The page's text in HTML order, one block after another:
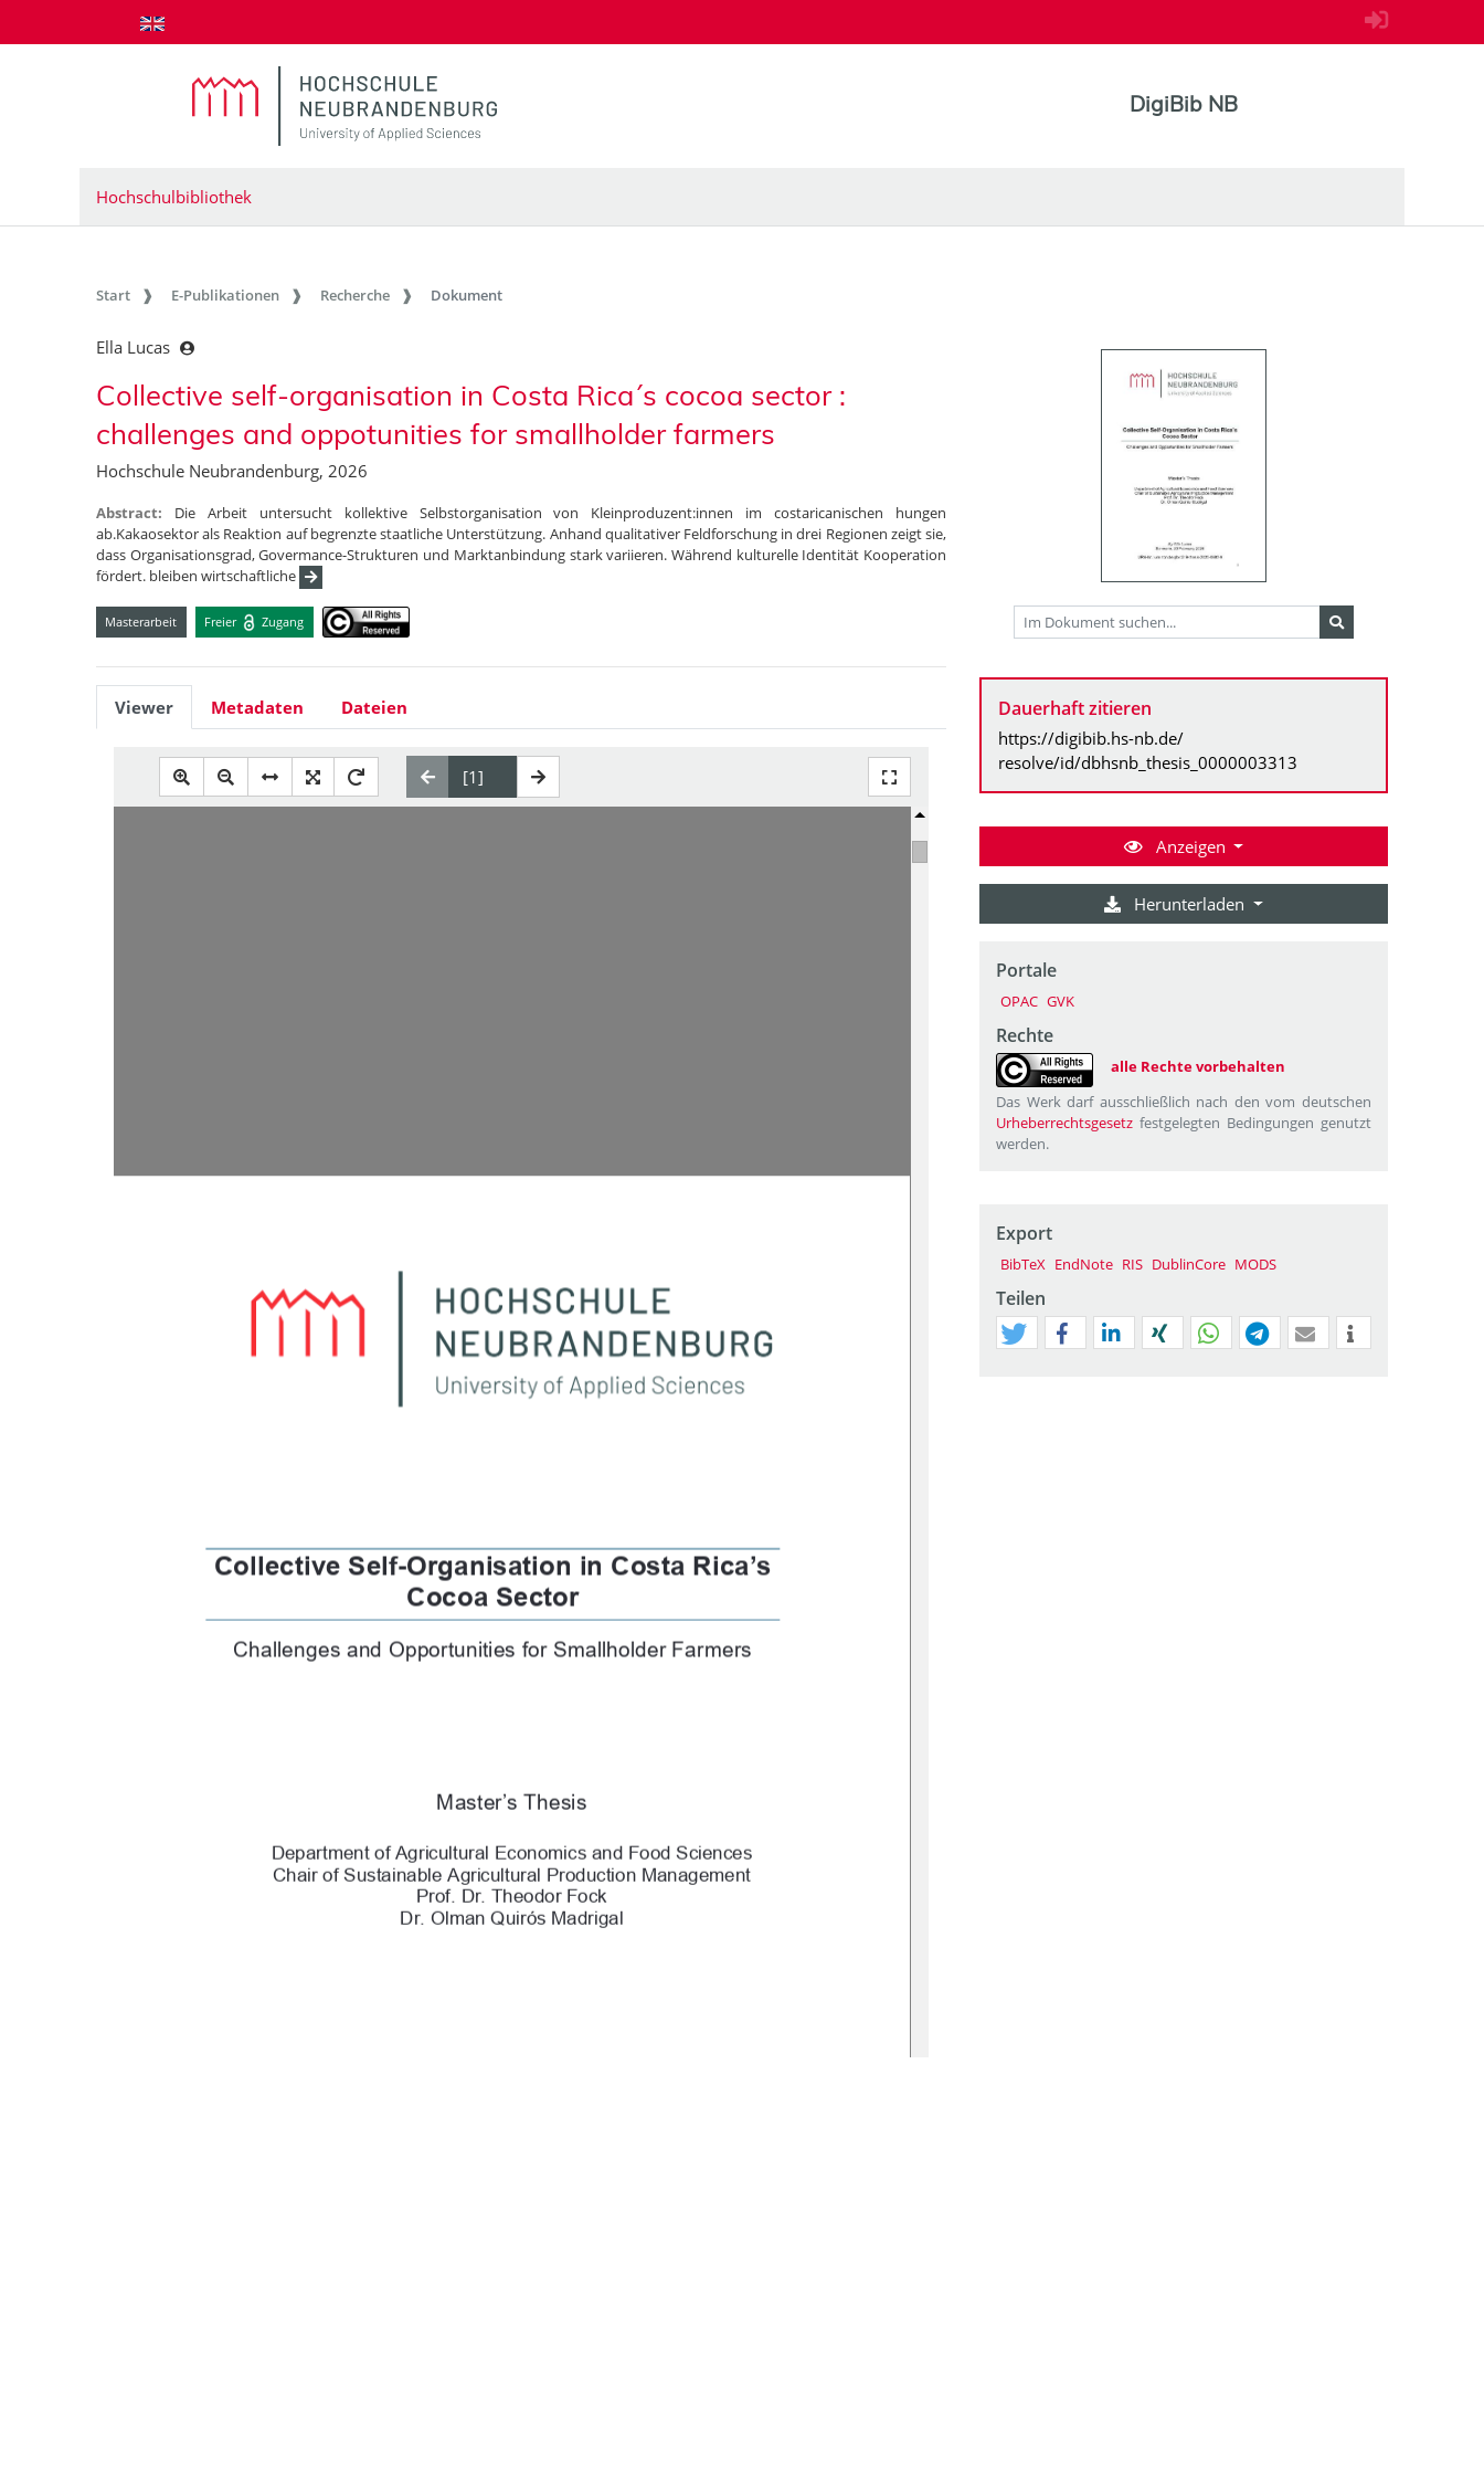
zum Inhalt springen
DigiBib NB
Hochschulbibliothek
Start E-Publikationen Recherche Dokument
Ella Lucas
Collective self-organisation in Costa Rica´s cocoa sector :
challenges and oppotunities for smallholder farmers
Hochschule Neubrandenburg, 2026
Abstract: Die Arbeit untersucht kollektive Selbstorganisation von Kleinproduzent:innen im costaricanischen hungen
ab.Kakaosektor als Reaktion auf begrenzte staatliche Unterstützung. Anhand qualitativer Feldforschung in drei Regionen zeigt sie,
dass Organisationsgrad, Govermance-Strukturen und Marktanbindung stark variieren. Während kulturelle Identität Kooperation
fördert. bleiben wirtschaftliche
Masterarbeit Freier Zugang
Viewer Metadaten Dateien
Collective Self-Organisation in Costa Rica’s
Cocoa Sector
Challenges and Opportunities for Smallholder Farmers
Master’s Thesis
Department of Agricultural Economics and Food Sciences
Chair of Sustainable Agricultural Production Management
Prof. Dr. Theodor Fock
Dr. Olman Quirós Madrigal
Dauerhaft zitieren
https://digibib.hs-nb.de/
resolve/id/dbhsnb_thesis_0000003313
Anzeigen
Herunterladen
Portale
OPAC GVK
Rechte
alle Rechte vorbehalten
Das Werk darf ausschließlich nach den vom deutschen
Urheberrechtsgesetz festgelegten Bedingungen genutzt
werden.
Export
BibTeX EndNote RIS DublinCore MODS
Teilen